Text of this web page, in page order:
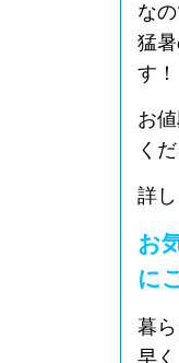
な
猛
す！
お
く
詳
お
に
暮
早